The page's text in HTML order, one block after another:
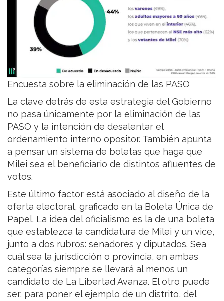
Encuesta sobre la eliminación de las PASO
La clave detrás de esta estrategia del Gobierno
no pasa únicamente por la eliminación de las
PASO y la intención de desalentar el
ordenamiento interno opositor. También apunta
a pensar un sistema de boletas que haga que
Milei sea el beneficiario de distintos afluentes de
votos.
Este último factor está asociado al diseño de la
oferta electoral, graficado en la Boleta Única de
Papel. La idea del oficialismo es la de una boleta
que establezca la candidatura de Milei y un vice,
junto a dos rubros: senadores y diputados. Sea
cuál sea la jurisdicción o provincia, en ambas
categorías siempre se llevará al menos un
candidato de La Libertad Avanza. El otro puede
ser, para poner el ejemplo de un distrito, del